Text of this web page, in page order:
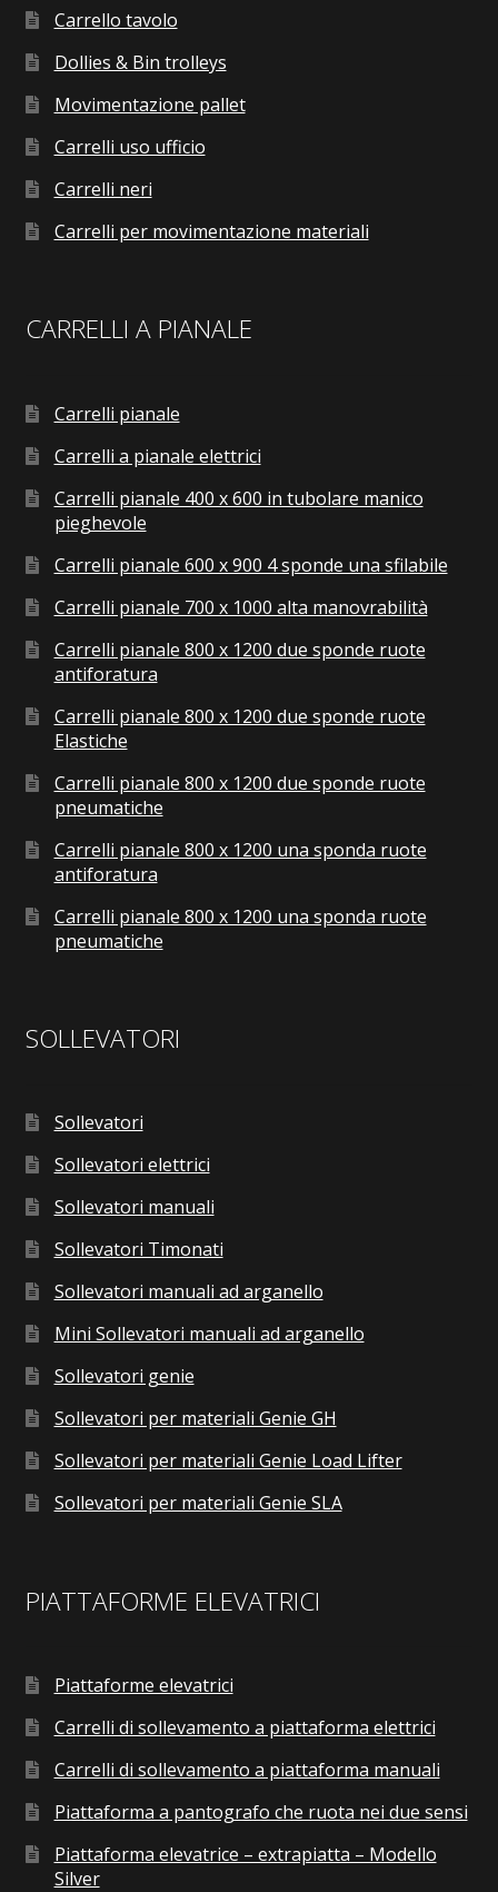
Carrello tavolo
Dollies & Bin trolleys
Movimentazione pallet
Carrelli uso ufficio
Carrelli neri
Carrelli per movimentazione materiali
CARRELLI A PIANALE
Carrelli pianale
Carrelli a pianale elettrici
Carrelli pianale 400 x 600 in tubolare manico
pieghevole
Carrelli pianale 600 x 900 4 sponde una sfilabile
Carrelli pianale 700 x 1000 alta manovrabilità
Carrelli pianale 800 x 1200 due sponde ruote
antiforatura
Carrelli pianale 800 x 1200 due sponde ruote
Elastiche
Carrelli pianale 800 x 1200 due sponde ruote
pneumatiche
Carrelli pianale 800 x 1200 una sponda ruote
antiforatura
Carrelli pianale 800 x 1200 una sponda ruote
pneumatiche
SOLLEVATORI
Sollevatori
Sollevatori elettrici
Sollevatori manuali
Sollevatori Timonati
Sollevatori manuali ad arganello
Mini Sollevatori manuali ad arganello
Sollevatori genie
Sollevatori per materiali Genie GH
Sollevatori per materiali Genie Load Lifter
Sollevatori per materiali Genie SLA
PIATTAFORME ELEVATRICI
Piattaforme elevatrici
Carrelli di sollevamento a piattaforma elettrici
Carrelli di sollevamento a piattaforma manuali
Piattaforma a pantografo che ruota nei due sensi
Piattaforma elevatrice – extrapiatta – Modello
Silver